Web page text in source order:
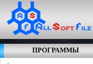
ПРОГРАММЫ